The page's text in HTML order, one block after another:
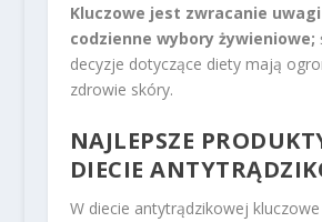
Kluczowe jest zwracanie
codzienne wybory żywieniowe;
decyzje dotyczące diety mają
zdrowie skóry.
NAJLEPSZE
DIECIE
W diecie antytrądzikowej